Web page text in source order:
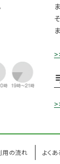
用の流れ よく